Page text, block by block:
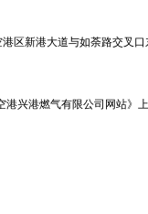
区新港大道与如荼路交叉
兴港燃气有限公司网站